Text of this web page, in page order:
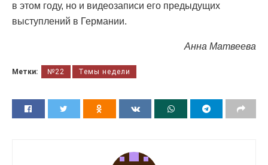
в этом году, но и видеозаписи его предыдущих
выступлений в Германии.
Анна Матвеева
Метки: №22 Темы недели